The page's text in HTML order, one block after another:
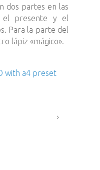
dos partes en las
el presente y el
Para la parte del
lápiz «mágico».